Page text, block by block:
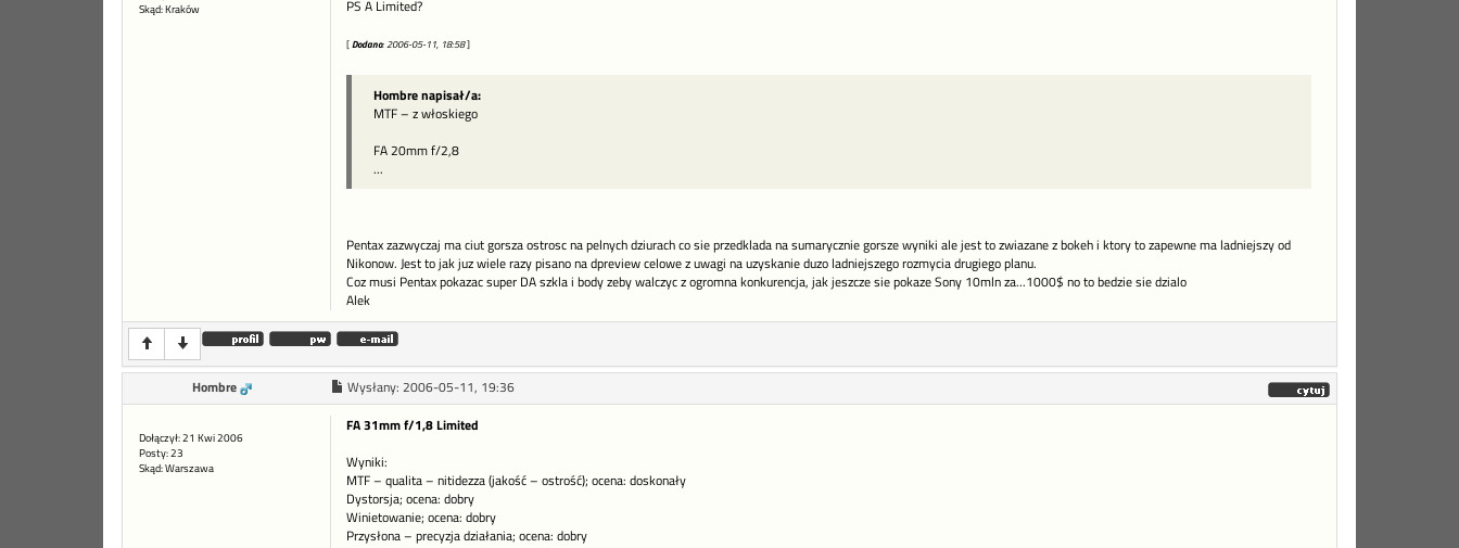
Skąd: Kraków
PS A Limited?
[Dodano: 2006-05-11, 18:58]
Hombre napisał/a:
MTF – z włoskiego
FA 20mm f/2,8
...
Pentax zazwyczaj ma ciut gorsza ostrosc na pelnych dziurach co sie przedklada na sumarycznie gorsze wyniki ale jest to zwiazane z bokeh i ktory to zapewne ma ladniejszy od
Nikonow. Jest to jak juz wiele razy pisano na dpreview celowe z uwagi na uzyskanie duzo ladniejszego rozmycia drugiego planu.
Coz musi Pentax pokazac super DA szkla i body zeby walczyc z ogromna konkurencja, jak jeszcze sie pokaze Sony 10mln za...1000$ no to bedzie sie dzialo
Alek
Hombre Wysłany: 2006-05-11, 19:36
Dołączył: 21 Kwi 2006
Posty: 23
Skąd: Warszawa
FA 31mm f/1,8 Limited
Wyniki:
MTF – qualita – nitidezza (jakość – ostrość); ocena: doskonały
Dystorsja; ocena: dobry
Winietowanie; ocena: dobry
Przysłona – precyzja działania; ocena: dobry